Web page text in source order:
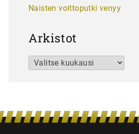
Naisten voittoputki venyy
Arkistot
Arkistot